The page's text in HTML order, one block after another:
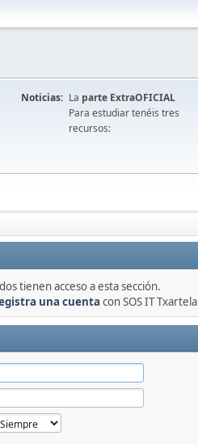
Noticias: La parte ExtraOFICIAL
Para estudiar tenéis tres
recursos:
tienen acceso a esta sección.
una cuenta con SOS IT Txartela